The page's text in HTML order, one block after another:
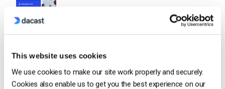
This website uses cookies
We use cookies to make our site work properly and securely.
Cookies also enable us to get you the best experience on our
Stimuler l’engagement des employés
grâce à la communication d’entreprise